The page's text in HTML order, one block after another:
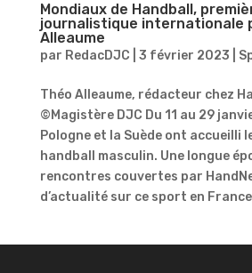
Mondiaux de Handball,
journalistique internationale
Alleaume
par RedacDJC 3 février 2023
Théo Alleaume, rédacteur chez
©Magistère DJC Du 11 au 29
Pologne et la Suède ont accueilli
handball masculin. Une longue
rencontres couvertes par
d’actualité sur ce sport en